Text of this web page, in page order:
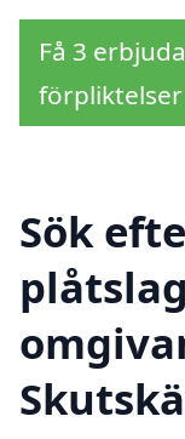
Få 3
förpliktelser
Sök